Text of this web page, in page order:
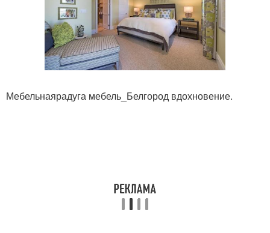
Мебельнаярадуга мебель_Белгород вдохновение.